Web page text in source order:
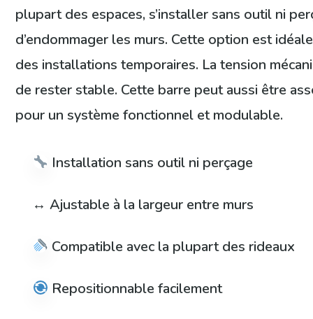
plupart des espaces, s’installer sans outil ni
d’endommager les murs. Cette option est
des installations temporaires. La tension
de rester stable. Cette barre peut aussi être
pour un système fonctionnel et modulable.
Installation sans outil ni perçage
↔️ Ajustable à la largeur entre murs
Compatible avec la plupart des rideaux
Repositionnable facilement